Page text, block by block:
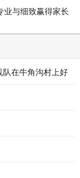
业与细致赢得家长
队在牛角沟村上好